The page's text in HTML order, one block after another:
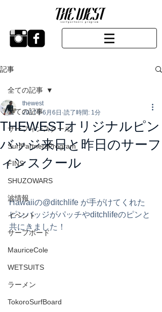
記事
全ての記事
サーフィンスクール
SurfPartnersProgram
FINS
SHUZOWARS
波情報
イベント
サーフボード
MauriceCole
WETSUITS
ラーメン
TokoroSurfBoard
全ての記事
THEWESTオリジナルピン
バッジ来日と昨日のサーフ
ィンスクール
thewest
2017年6月6日 読了時間: 1分
Hawaiiの@ditchlife が手がけてくれた
ピンバッジがパッチやditchlifeのピンと
共にきました！